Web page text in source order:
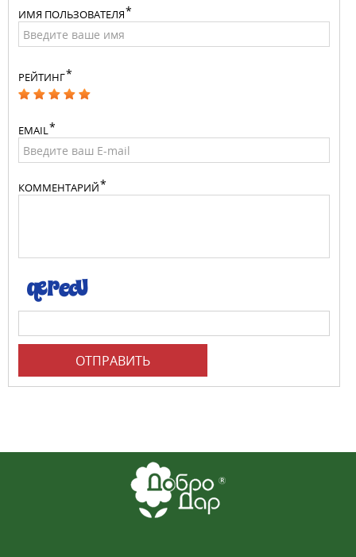
ИМЯ ПОЛЬЗОВАТЕЛЯ
РЕЙТИНГ
EMAIL
КОММЕНТАРИЙ
ОТПРАВИТЬ